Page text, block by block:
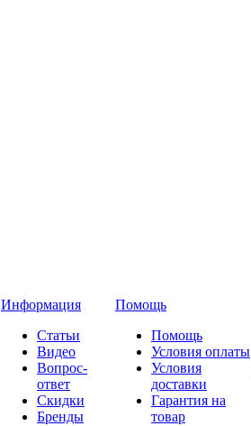
Информация
Статьи
Видео
Вопрос-
ответ
Скидки
Бренды
Помощь
Помощь
Условия оплаты
Условия
доставки
Гарантия на
товар